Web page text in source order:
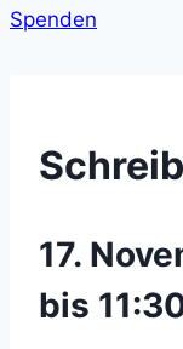
Spenden
17.
bis